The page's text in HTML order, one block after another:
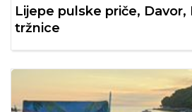
Lijepe pulske priče, Davor,
tržnice